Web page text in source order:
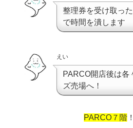
整理券を受け取っ
で時間を潰します
えい
PARCO開店後は各
ズ売場へ！
PARCO７階！